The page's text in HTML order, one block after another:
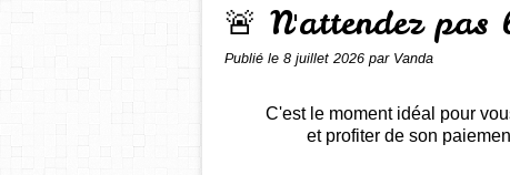
🚨 N'attendez
Publié le 8 juillet 2026 par Vanda
C'est le moment idéal pour
et profiter de son